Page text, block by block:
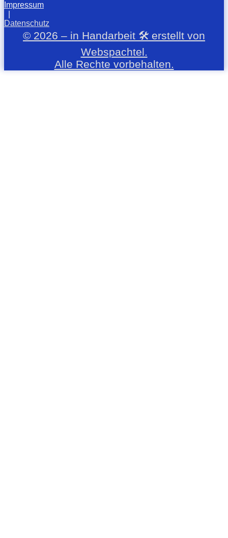
Impressum
Datenschutz
© 2026 – in Handarbeit 🛠️ erstellt von
Webspachtel.
Alle Rechte vorbehalten.